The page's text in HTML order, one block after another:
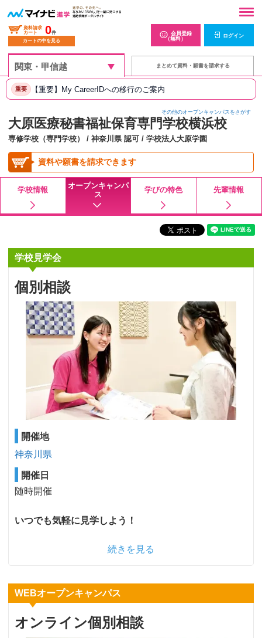
資料請求
カート
0件
カートの中を見る
会員登録
（無料）
ログイン
まとめて資料・願書を請求する
重要 【重要】My CareerIDへの移行のご案内
その他のオープンキャンパスをさがす
大原医療秘書福祉保育専門学校横浜校
専修学校（専門学校） / 神奈川県 認可 / 学校法人大原学園
資料や願書を請求できます
学校情報
オープンキャンパ
ス
学びの特色 先輩情報
学校見学会
個別相談
開催地
神奈川県
開催日
随時開催
いつでも気軽に見学しよう！
続きを見る
WEBオープンキャンパス
オンライン個別相談